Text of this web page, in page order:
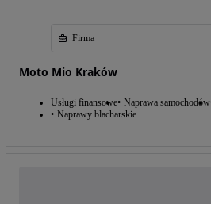
Firma
Moto Mio Kraków
Usługi finansowe Naprawa samochodów
Naprawy blacharskie